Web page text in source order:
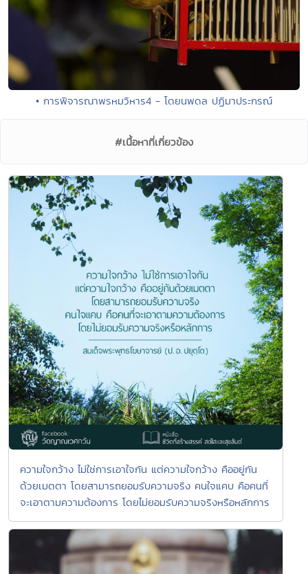
• การพิจารณาพรหมวิหาร4 - โดยนพดล ปฏิมาประกรณ์
#เนื้อหาที่เกี่ยวข้อง
ความใจกว้าง ไม่ใช่การเอาใจกัน แต่ความใจกว้าง คืออยู่กัน
ด้วยเมตตา โดยสามารถยอมรับความจริง คนใจแคบ คือคนที่
จะเอาตามความต้องการ โดยไม่ยอมรับความจริงหรือหลักการ